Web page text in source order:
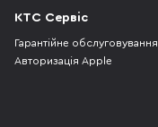
КТС Сервіс
Гарантійне обслуговування
Авторизація Apple